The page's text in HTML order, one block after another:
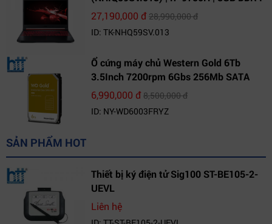
| 1TB HDD | GeForce GTX 1650 4GB |
27,190,000 đ28,990,000 đ
ID: TK-NHQ59SV.013
Ổ cứng máy chủ Western Gold 6Tb
3.5Inch 7200rpm 6Gbs 256Mb SATA
(WD6003FRYZ)
6,990,000 đ8,500,000 đ
ID: NY-WD6003FRYZ
SẢN PHẨM HOT
Thiết bị ký điện tử Sig100 ST-BE105-2-
UEVL
Liên hệ